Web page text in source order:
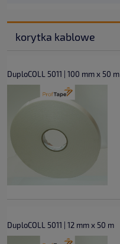
korytka kablowe
DuploCOLL 5011 | 100 mm x 50 m
DuploCOLL 5011 | 12 mm x 50 m